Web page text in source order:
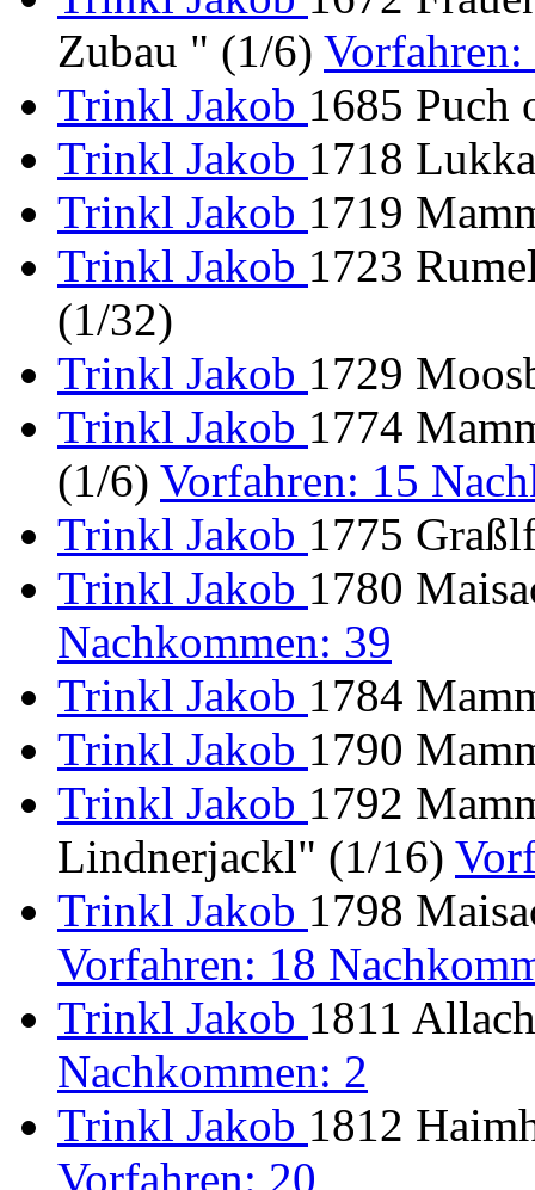
Zubau " (1/6)
Trinkl Jakob 1685 Puch
Trinkl Jakob 1718
Trinkl Jakob 1719
Trinkl Jakob 1723
(1/32)
Trinkl Jakob 1729
Trinkl Jakob 1774
(1/6) Vorfahren: 15
Trinkl Jakob 1775
Trinkl Jakob 1780
Nachkommen: 39
Trinkl Jakob 1784
Trinkl Jakob 1790
Trinkl Jakob 1792
Lindnerjackl" (1/16)
Trinkl Jakob 1798
Vorfahren: 18
Trinkl Jakob 1811
Nachkommen: 2
Trinkl Jakob 1812
Vorfahren: 20